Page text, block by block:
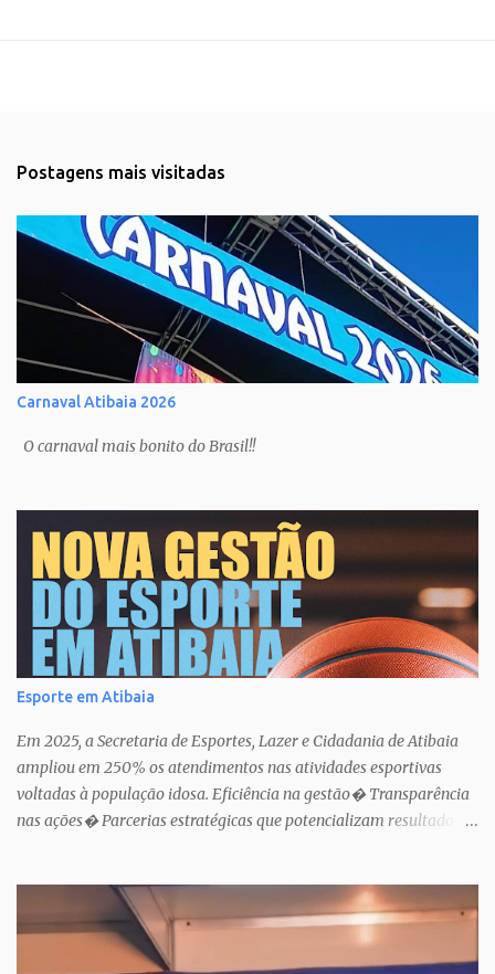
Postagens mais visitadas
Carnaval Atibaia 2026
O carnaval mais bonito do Brasil!!
Esporte em Atibaia
Em 2025, a Secretaria de Esportes, Lazer e Cidadania de Atibaia
ampliou em 250% os atendimentos nas atividades esportivas
voltadas à população idosa. Eficiência na gestão� Transparência
nas ações� Parcerias estratégicas que potencializam resultados.